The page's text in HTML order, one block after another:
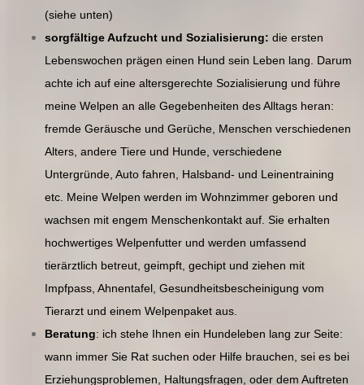
(siehe unten)
sorgfältige Aufzucht und Sozialisierung: die ersten
Lebenswochen prägen einen Hund sein Leben lang. Darum
achte ich auf eine altersgerechte Sozialisierung und führe
meine Welpen an alle Gegebenheiten des Alltags heran:
fremde Geräusche und Gerüche, Menschen verschiedenen
Alters, andere Tiere und Hunde, verschiedene
Untergründe, Auto fahren, Halsband- und Leinentraining
etc. Meine Welpen werden im Wohnzimmer geboren und
wachsen mit engem Menschenkontakt auf. Sie erhalten
hochwertiges Welpenfutter und werden umfassend
tierärztlich betreut, geimpft, gechipt und ziehen mit
Impfpass, Ahnentafel, Gesundheitsbescheinigung vom
Tierarzt und einem Welpenpaket aus.
Beratung: ich stehe Ihnen ein Hundeleben lang zur Seite:
wann immer Sie Rat suchen oder Hilfe brauchen, sei es bei
Erziehungsproblemen, Haltungsfragen, oder dem Auftreten